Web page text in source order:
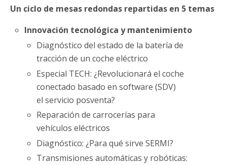
Un ciclo de mesas redondas repartidas en 5 temas
Innovación tecnológica y mantenimiento
Diagnóstico del estado de la batería de
tracción de un coche eléctrico
Especial TECH: ¿Revolucionará el coche
conectado basado en software (SDV)
el servicio posventa?
Reparación de carrocerías para
vehículos eléctricos
Diagnóstico: ¿Para qué sirve SERMI?
Transmisiones automáticas y robóticas: